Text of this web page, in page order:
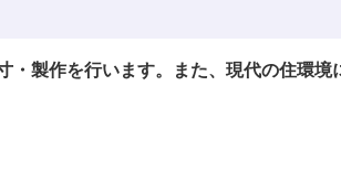
・製作を行います。また、現代の住環境